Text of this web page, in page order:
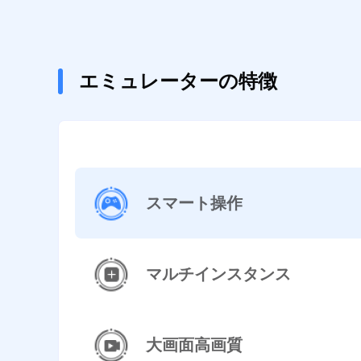
エミュレーターの特徴
スマート操作
マルチインスタンス
大画面高画質